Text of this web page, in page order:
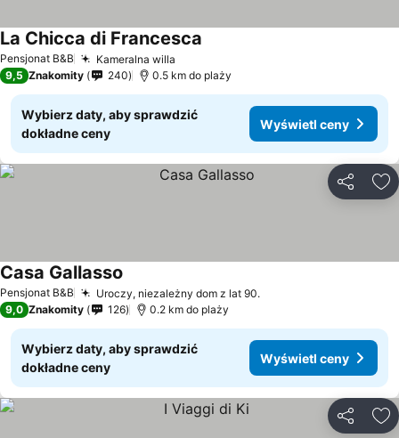
Pensjonat B&B Kameralna willa
La Chicca di Francesca
9,5 Znakomity 240 0.5 km do plaży
Wybierz daty, aby sprawdzić
dokładne ceny
Wyświetl ceny
Pensjonat B&B Uroczy, niezależny dom z lat 90.
Casa Gallasso
9,0 Znakomity 126 0.2 km do plaży
Wybierz daty, aby sprawdzić
dokładne ceny
Wyświetl ceny